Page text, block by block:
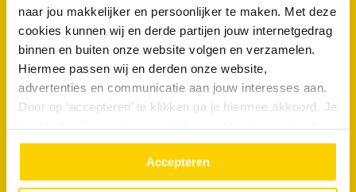
naar jou makkelijker en persoonlijker te maken. Met deze
cookies kunnen wij en derde partijen jouw internetgedrag
binnen en buiten onze website volgen en verzamelen.
Hiermee passen wij en derden onze website,
advertenties en communicatie aan jouw interesses aan.
Door op ‘accepteren’ te klikken ga je hiermee akkoord. Je
meer over in onsprivacy beleid.
Accepteren
Welke afvoerproblemen worden het vaakst gemeld in Tegelen?
Hebben woningen met kruipruimtes in Tegelen vaker
rioolproblemen?
Zijn verstoppingen in Tegelen anders dan in andere plaatsen?
“Hier waren 2 toppers aan het werk ze zijn
doorgegaan tot het probleem verholpen was. ..